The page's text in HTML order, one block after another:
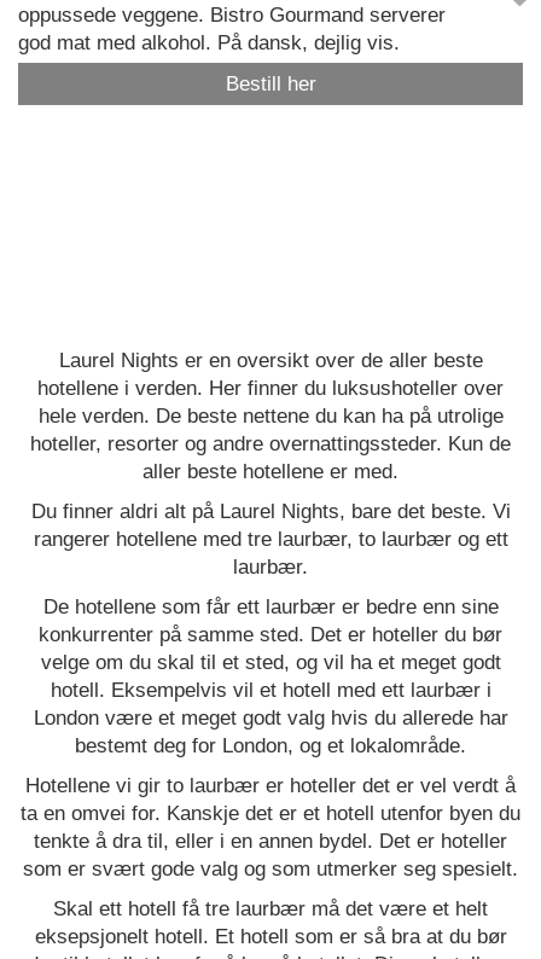
oppussede veggene. Bistro Gourmand serverer
god mat med alkohol. På dansk, dejlig vis.
Bestill her
Laurel Nights er en oversikt over de aller beste
hotellene i verden. Her finner du luksushoteller over
hele verden. De beste nettene du kan ha på utrolige
hoteller, resorter og andre overnattingssteder. Kun de
aller beste hotellene er med.
Du finner aldri alt på Laurel Nights, bare det beste. Vi
rangerer hotellene med tre laurbær, to laurbær og ett
laurbær.
De hotellene som får ett laurbær er bedre enn sine
konkurrenter på samme sted. Det er hoteller du bør
velge om du skal til et sted, og vil ha et meget godt
hotell. Eksempelvis vil et hotell med ett laurbær i
London være et meget godt valg hvis du allerede har
bestemt deg for London, og et lokalområde.
Hotellene vi gir to laurbær er hoteller det er vel verdt å
ta en omvei for. Kanskje det er et hotell utenfor byen du
tenkte å dra til, eller i en annen bydel. Det er hoteller
som er svært gode valg og som utmerker seg spesielt.
Skal ett hotell få tre laurbær må det være et helt
eksepsjonelt hotell. Et hotell som er så bra at du bør